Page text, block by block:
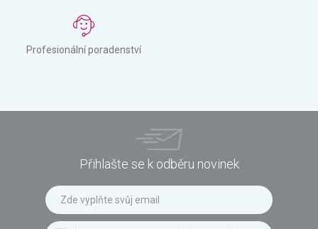
Profesionální poradenství
Přihlašte se k odběru novinek